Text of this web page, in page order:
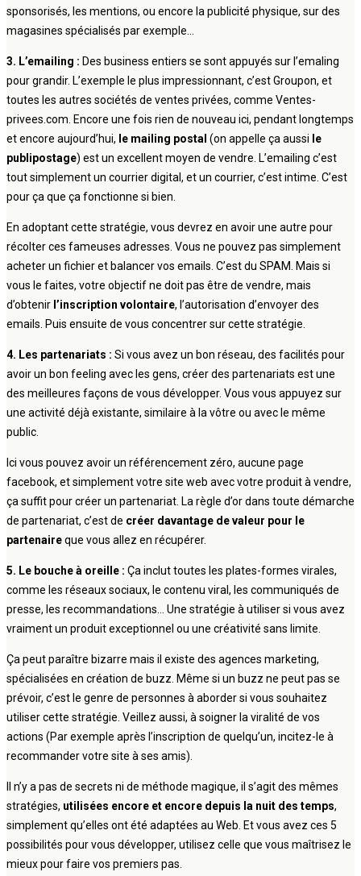
sponsorisés, les mentions, ou encore la publicité physique, sur des
magasines spécialisés par exemple…
3. L’emailing : Des business entiers se sont appuyés sur l’emaling
pour grandir. L’exemple le plus impressionnant, c’est Groupon, et
toutes les autres sociétés de ventes privées, comme Ventes-
privees.com. Encore une fois rien de nouveau ici, pendant longtemps
et encore aujourd’hui, le mailing postal (on appelle ça aussi le
publipostage) est un excellent moyen de vendre. L’emailing c’est
tout simplement un courrier digital, et un courrier, c’est intime. C’est
pour ça que ça fonctionne si bien.
En adoptant cette stratégie, vous devrez en avoir une autre pour
récolter ces fameuses adresses. Vous ne pouvez pas simplement
acheter un fichier et balancer vos emails. C’est du SPAM. Mais si
vous le faites, votre objectif ne doit pas être de vendre, mais
d’obtenir l’inscription volontaire, l’autorisation d’envoyer des
emails. Puis ensuite de vous concentrer sur cette stratégie.
4. Les partenariats : Si vous avez un bon réseau, des facilités pour
avoir un bon feeling avec les gens, créer des partenariats est une
des meilleures façons de vous développer. Vous vous appuyez sur
une activité déjà existante, similaire à la vôtre ou avec le même
public.
Ici vous pouvez avoir un référencement zéro, aucune page
facebook, et simplement votre site web avec votre produit à vendre,
ça suffit pour créer un partenariat. La règle d’or dans toute démarche
de partenariat, c’est de créer davantage de valeur pour le
partenaireque vous allez en récupérer.
5. Le bouche à oreille : Ça inclut toutes les plates-formes virales,
comme les réseaux sociaux, le contenu viral, les communiqués de
presse, les recommandations… Une stratégie à utiliser si vous avez
vraiment un produit exceptionnel ou une créativité sans limite.
Ça peut paraître bizarre mais il existe des agences marketing,
spécialisées en création de buzz. Même si un buzz ne peut pas se
prévoir, c’est le genre de personnes à aborder si vous souhaitez
utiliser cette stratégie. Veillez aussi, à soigner la viralité de vos
actions (Par exemple après l’inscription de quelqu’un, incitez-le à
recommander votre site à ses amis).
Il n’y a pas de secrets ni de méthode magique, il s’agit des mêmes
stratégies, utilisées encore et encore depuis la nuit des temps,
simplement qu’elles ont été adaptées au Web. Et vous avez ces 5
possibilités pour vous développer, utilisez celle que vous maîtrisez le
mieux pour faire vos premiers pas.